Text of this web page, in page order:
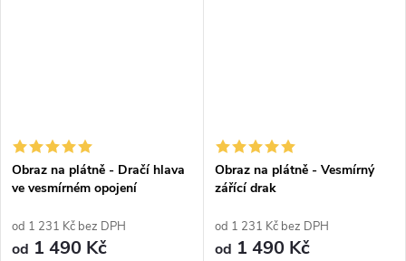
Obraz na plátně - Dračí hlava
ve vesmírném opojení
od 1 231 Kč bez DPH
od 1 490 Kč
Obraz na plátně - Vesmírný
zářící drak
od 1 231 Kč bez DPH
od 1 490 Kč